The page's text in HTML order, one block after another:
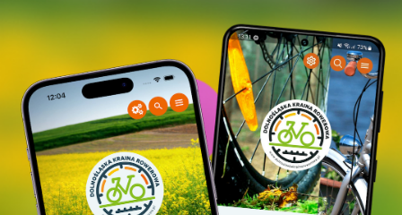
Krypta sind also die Überreste ihrer Bestattungen.
Ihre unzersetzten Überreste wurden bei der
Renovierung der Kirche dem zerrissenen Sarg
Caspars hinzugefügt. Bei den jüngsten
Renovierungsarbeiten wurden Fragmente der
Kirchenfundamente freigelegt, wie sie in der Mitte
des 17. Bei den Erdarbeiten wurden zahlreiche